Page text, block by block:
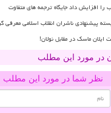
افزایش داد جایگاه ترجمه های متفاوت
پیشنهادی ناشران انقلاب اسلامی معرفی
ماسک در مقابل نولان!
در مورد این مطلب
نظر شما در مورد این مطلب